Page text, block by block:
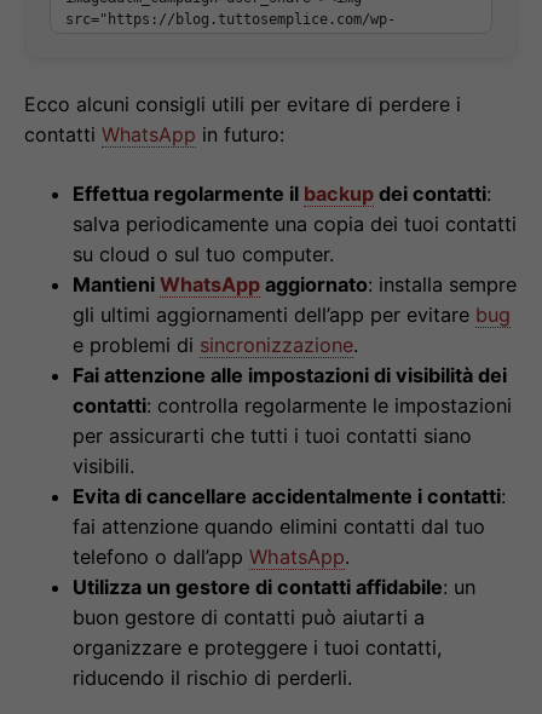
Ecco alcuni consigli utili per evitare di perdere i
contatti WhatsApp in futuro:
Effettua regolarmente il backup dei contatti:
salva periodicamente una copia dei tuoi contatti
su cloud o sul tuo computer.
Mantieni WhatsApp aggiornato: installa sempre
gli ultimi aggiornamenti dell’app per evitare bug
e problemi di sincronizzazione.
Fai attenzione alle impostazioni di visibilità dei
contatti: controlla regolarmente le impostazioni
per assicurarti che tutti i tuoi contatti siano
visibili.
Evita di cancellare accidentalmente i contatti:
fai attenzione quando elimini contatti dal tuo
telefono o dall’app WhatsApp.
Utilizza un gestore di contatti affidabile: un
buon gestore di contatti può aiutarti a
organizzare e proteggere i tuoi contatti,
riducendo il rischio di perderli.